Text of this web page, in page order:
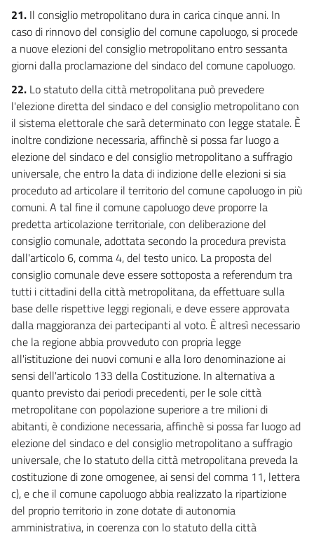
21. Il consiglio metropolitano dura in carica cinque anni. In
caso di rinnovo del consiglio del comune capoluogo, si procede
a nuove elezioni del consiglio metropolitano entro sessanta
giorni dalla proclamazione del sindaco del comune capoluogo.
22. Lo statuto della città metropolitana può prevedere
l'elezione diretta del sindaco e del consiglio metropolitano con
il sistema elettorale che sarà determinato con legge statale. È
inoltre condizione necessaria, affinchè si possa far luogo a
elezione del sindaco e del consiglio metropolitano a suffragio
universale, che entro la data di indizione delle elezioni si sia
proceduto ad articolare il territorio del comune capoluogo in più
comuni. A tal fine il comune capoluogo deve proporre la
predetta articolazione territoriale, con deliberazione del
consiglio comunale, adottata secondo la procedura prevista
dall'articolo 6, comma 4, del testo unico. La proposta del
consiglio comunale deve essere sottoposta a referendum tra
tutti i cittadini della città metropolitana, da effettuare sulla
base delle rispettive leggi regionali, e deve essere approvata
dalla maggioranza dei partecipanti al voto. È altresì necessario
che la regione abbia provveduto con propria legge
all'istituzione dei nuovi comuni e alla loro denominazione ai
sensi dell'articolo 133 della Costituzione. In alternativa a
quanto previsto dai periodi precedenti, per le sole città
metropolitane con popolazione superiore a tre milioni di
abitanti, è condizione necessaria, affinchè si possa far luogo ad
elezione del sindaco e del consiglio metropolitano a suffragio
universale, che lo statuto della città metropolitana preveda la
costituzione di zone omogenee, ai sensi del comma 11, lettera
c), e che il comune capoluogo abbia realizzato la ripartizione
del proprio territorio in zone dotate di autonomia
amministrativa, in coerenza con lo statuto della città